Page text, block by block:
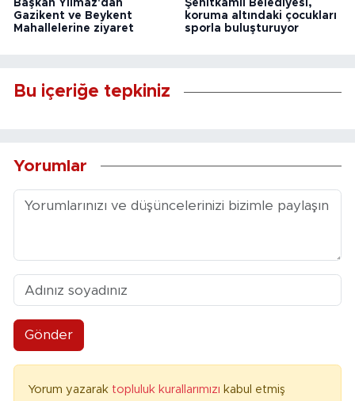
Başkan Yılmaz'dan
Gazikent ve Beykent
Mahallelerine ziyaret
Şehitkamil Belediyesi,
koruma altındaki çocukları
sporla buluşturuyor
Bu içeriğe tepkiniz
Yorumlar
Gönder
Yorum yazarak topluluk kurallarımızı kabul etmiş